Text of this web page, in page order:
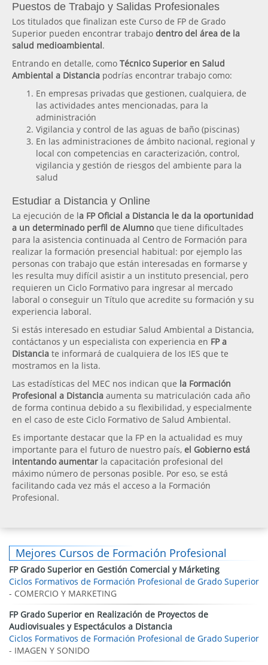
Puestos de Trabajo y Salidas Profesionales
Los titulados que finalizan este Curso de FP de Grado
Superior pueden encontrar trabajo dentro del área de la
salud medioambiental.
Entrando en detalle, como Técnico Superior en Salud
Ambiental a Distancia podrías encontrar trabajo como:
En empresas privadas que gestionen, cualquiera, de
las actividades antes mencionadas, para la
administración
Vigilancia y control de las aguas de baño (piscinas)
En las administraciones de ámbito nacional, regional y
local con competencias en caracterización, control,
vigilancia y gestión de riesgos del ambiente para la
salud
Estudiar a Distancia y Online
La ejecución de la FP Oficial a Distancia le da la oportunidad
a un determinado perfil de Alumnoque tiene dificultades
para la asistencia continuada al Centro de Formación para
realizar la formación presencial habitual: por ejemplo las
personas con trabajo que están interesadas en formarse y
les resulta muy difícil asistir a un instituto presencial, pero
requieren un Ciclo Formativo para ingresar al mercado
laboral o conseguir un Título que acredite su formación y su
experiencia laboral.
Si estás interesado en estudiar Salud Ambiental a Distancia,
contáctanos y un especialista con experiencia en FP a
Distancia te informará de cualquiera de los IES que te
mostramos en la lista.
Las estadísticas del MEC nos indican que la Formación
Profesional a Distancia aumenta su matriculación cada año
de forma continua debido a su flexibilidad, y especialmente
en el caso de este Ciclo Formativo de Salud Ambiental.
Es importante destacar que la FP en la actualidad es muy
importante para el futuro de nuestro país, el Gobierno está
intentando aumentar la capacitación profesional del
máximo número de personas posible. Por eso, se está
facilitando cada vez más el acceso a la Formación
Profesional.
Mejores Cursos de Formación Profesional
FP Grado Superior en Gestión Comercial y Márketing
Ciclos Formativos de Formación Profesional de Grado Superior
- COMERCIO Y MARKETING
FP Grado Superior en Realización de Proyectos de
Audiovisuales y Espectáculos a Distancia
Ciclos Formativos de Formación Profesional de Grado Superior
- IMAGEN Y SONIDO